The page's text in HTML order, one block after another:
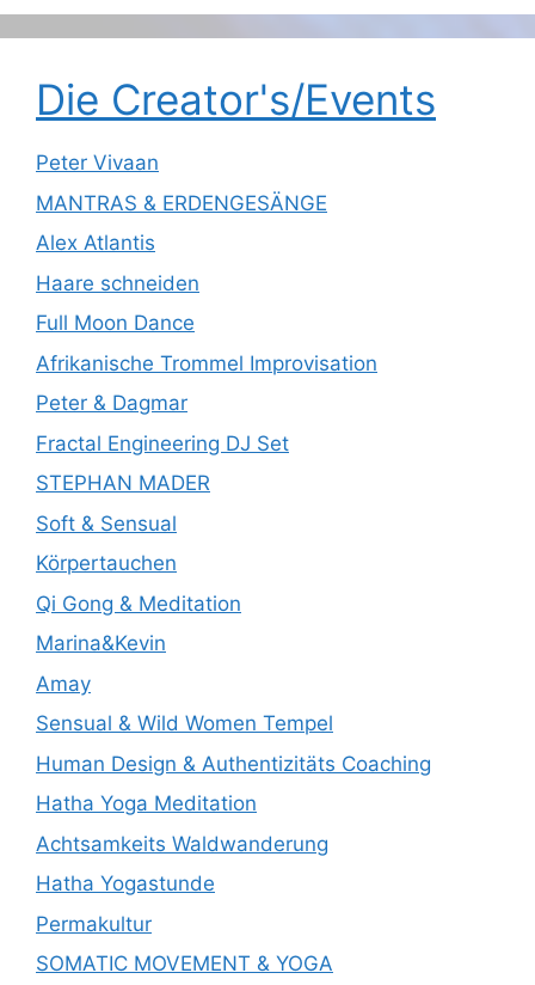
Die Creator's/Events
Peter Vivaan
MANTRAS & ERDENGESÄNGE
Alex Atlantis
Haare schneiden
Full Moon Dance
Afrikanische Trommel Improvisation
Peter & Dagmar
Fractal Engineering DJ Set
STEPHAN MADER
Soft & Sensual
Körpertauchen
Qi Gong & Meditation
Marina&Kevin
Amay
Sensual & Wild Women Tempel
Human Design & Authentizitäts Coaching
Hatha Yoga Meditation
Achtsamkeits Waldwanderung
Hatha Yogastunde
Permakultur
SOMATIC MOVEMENT & YOGA